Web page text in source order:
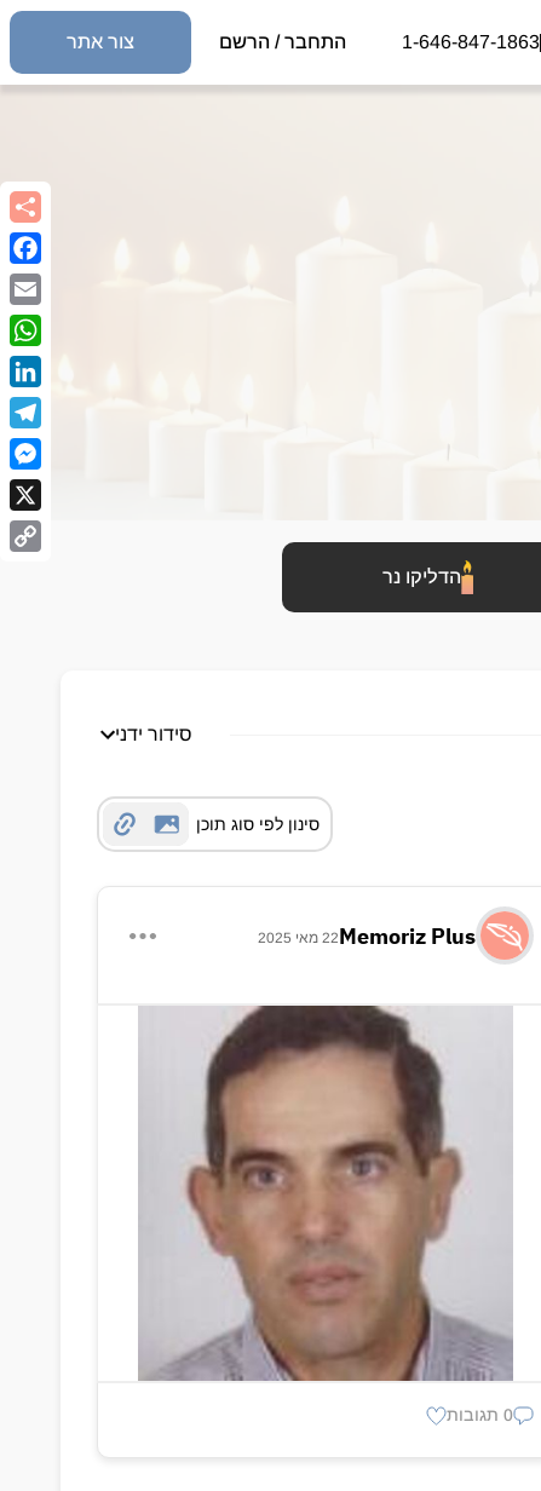
1-646-847-1863 התחבר / הרשם צור אתר
הדליקו נר
סידור ידני
סינון לפי סוג תוכן
Memoriz Plus22 מאי 2025
0 תגובות
X